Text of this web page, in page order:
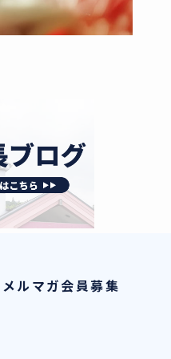
メルマガ会員募集